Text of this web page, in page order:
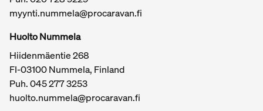
reilua.
Tärkeitä linkkejä / sivukartta
myynti.nummela@procaravan.fi
Huolto Nummela
Hiidenmäentie 268
FI-03100 Nummela, Finland
Puh. 045 277 3253
huolto.nummela@procaravan.fi